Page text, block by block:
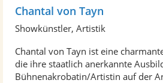
Chantal von Tayn
Showkünstler, Artistik
Chantal von Tayn ist eine
die ihre staatlich anerkannte
Bühnenakrobatin/Artistin auf der